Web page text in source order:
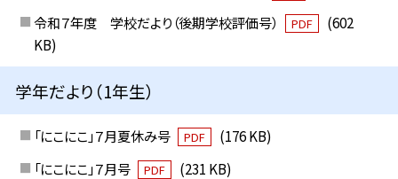
令和７年度 学校だより（後期学校評価号）
PDF
(602
KB)
学年だより（1年生）
「にこにこ」７月夏休み号 PDF
(176 KB)
「にこにこ」７月号
PDF (231 KB)